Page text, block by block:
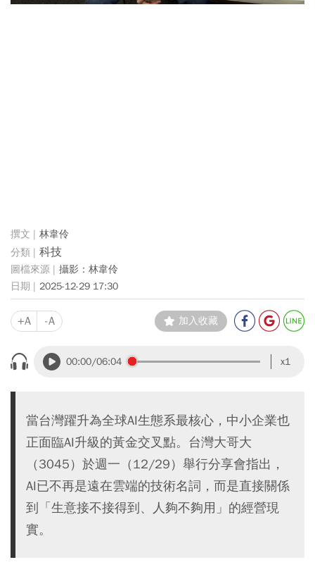
林韋伶
科技
攝影：林韋伶
2025-12-29 17:30
+A -A 加入收藏
00:00/06:04 x1
當台灣躍升為全球AI生態系最核心，中小企業也
正面臨AI升級的黃金交叉點。台灣大哥大
（3045）於週一（12/29）舉行分享會指出，
AI已不再是遠在雲端的技術名詞，而是直接關係
到「生意接不接得到、人夠不夠用」的經營現
實。